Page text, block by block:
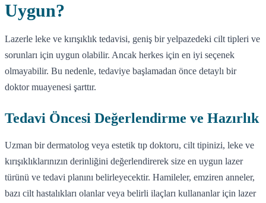
Uygun?
Lazerle leke ve kırışıklık tedavisi, geniş bir yelpazedeki cilt tipleri ve
sorunları için uygun olabilir. Ancak herkes için en iyi seçenek
olmayabilir. Bu nedenle, tedaviye başlamadan önce detaylı bir
doktor muayenesi şarttır.
Tedavi Öncesi Değerlendirme ve Hazırlık
Uzman bir dermatolog veya estetik tıp doktoru, cilt tipinizi, leke ve
kırışıklıklarınızın derinliğini değerlendirerek size en uygun lazer
türünü ve tedavi planını belirleyecektir. Hamileler, emziren anneler,
bazı cilt hastalıkları olanlar veya belirli ilaçları kullananlar için lazer